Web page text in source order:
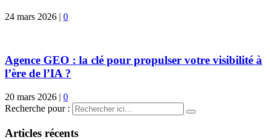
24 mars 2026 | 0
Agence GEO : la clé pour propulser votre visibilité à
l’ère de l’IA ?
20 mars 2026 | 0
Recherche pour :
Articles récents